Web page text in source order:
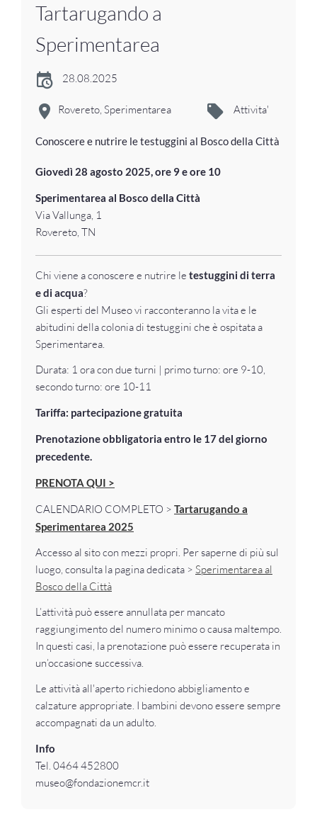
Tartarugando a
Sperimentarea
28.08.2025
Rovereto, Sperimentarea Attivita'
Conoscere e nutrire le testuggini al Bosco della Città
Giovedì 28 agosto 2025, ore 9 e ore 10
Sperimentarea al Bosco della Città
Via Vallunga, 1
Rovereto, TN
Chi viene a conoscere e nutrire le testuggini di terra
e di acqua?
Gli esperti del Museo vi racconteranno la vita e le
abitudini della colonia di testuggini che è ospitata a
Sperimentarea.
Durata: 1 ora con due turni | primo turno: ore 9-10,
secondo turno: ore 10-11
Tariffa: partecipazione gratuita
Prenotazione obbligatoria entro le 17 del giorno
precedente.
PRENOTA QUI >
CALENDARIO COMPLETO > Tartarugando a
Sperimentarea 2025
Accesso al sito con mezzi propri. Per saperne di più sul
luogo, consulta la pagina dedicata > Sperimentarea al
Bosco della Città
L’attività può essere annullata per mancato
raggiungimento del numero minimo o causa maltempo.
In questi casi, la prenotazione può essere recuperata in
un’occasione successiva.
Le attività all'aperto richiedono abbigliamento e
calzature appropriate. I bambini devono essere sempre
accompagnati da un adulto.
Info
Tel. 0464 452800
museo@fondazionemcr.it